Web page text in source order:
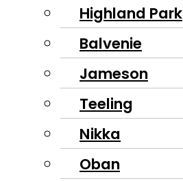
Highland Park
Balvenie
Jameson
Teeling
Nikka
Oban